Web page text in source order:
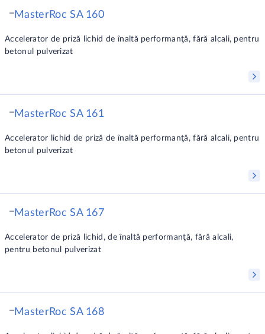
MasterRoc SA 160
Accelerator de priză lichid de înaltă performanţă, fără alcali, pentru
betonul pulverizat
MasterRoc SA 161
Accelerator lichid de priză de înaltă performanţă, fără alcali, pentru
betonul pulverizat
MasterRoc SA 167
Accelerator de priză lichid, de înaltă performanţă, fără alcali,
pentru betonul pulverizat
MasterRoc SA 168